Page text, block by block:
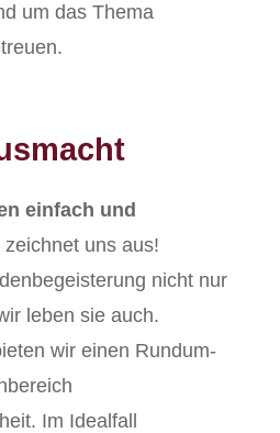
um das Thema
einfach und
zeichnet uns aus!
nicht nur
leben sie auch.
wir einen Rundum-
Im Idealfall